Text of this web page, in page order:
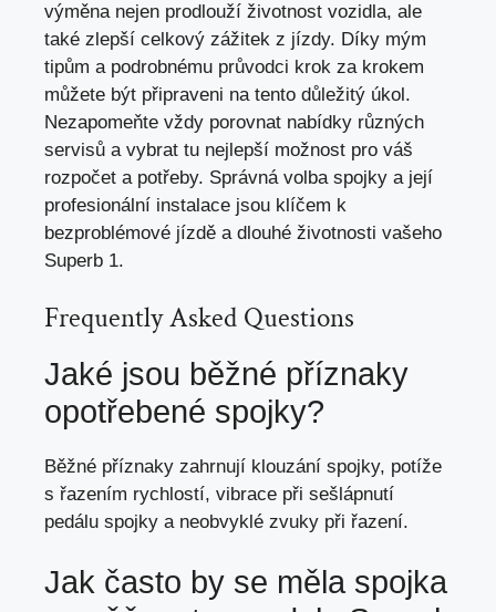
výměna nejen prodlouží životnost vozidla, ale
také zlepší celkový zážitek z jízdy. Díky mým
tipům a podrobnému průvodci krok za krokem
můžete být připraveni na tento důležitý úkol.
Nezapomeňte vždy porovnat nabídky různých
servisů a vybrat tu nejlepší možnost pro váš
rozpočet a potřeby. Správná volba spojky a její
profesionální instalace jsou klíčem k
bezproblémové jízdě a dlouhé životnosti vašeho
Superb 1.
Frequently Asked Questions
Jaké jsou běžné příznaky
opotřebené spojky?
Běžné příznaky zahrnují klouzání spojky, potíže
s řazením rychlostí, vibrace při sešlápnutí
pedálu spojky a neobvyklé zvuky při řazení.
Jak často by se měla spojka